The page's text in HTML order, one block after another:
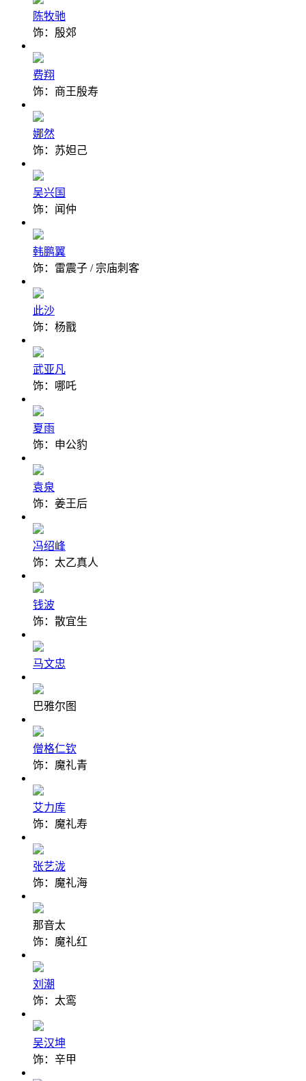
陈牧驰
饰：殷郊
费翔
饰：商王殷寿
娜然
饰：苏妲己
吴兴国
饰：闻仲
韩鹏翼
饰：雷震子 / 宗庙刺客
此沙
饰：杨戬
武亚凡
饰：哪吒
夏雨
饰：申公豹
袁泉
饰：姜王后
冯绍峰
饰：太乙真人
钱波
饰：散宜生
马文忠
巴雅尔图
僧格仁钦
饰：魔礼青
艾力库
饰：魔礼寿
张艺泷
饰：魔礼海
那音太
饰：魔礼红
刘潮
饰：太鸾
吴汉坤
饰：辛甲